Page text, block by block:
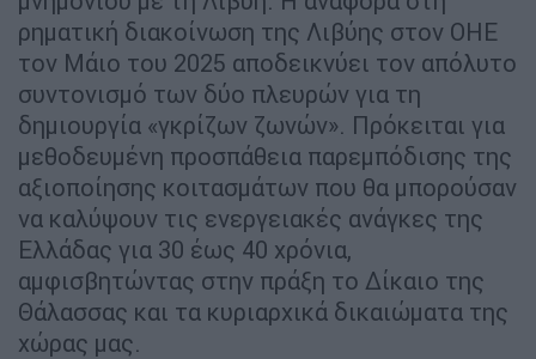
ρηματική διακοίνωση της Λιβύης στον ΟΗΕ
τον Μάιο του 2025 αποδεικνύει τον απόλυτο
συντονισμό των δύο πλευρών για τη
δημιουργία «γκρίζων ζωνών». Πρόκειται για
μεθοδευμένη προσπάθεια παρεμπόδισης της
αξιοποίησης κοιτασμάτων που θα μπορούσαν
να καλύψουν τις ενεργειακές ανάγκες της
Ελλάδας για 30 έως 40 χρόνια,
αμφισβητώντας στην πράξη το Δίκαιο της
Θάλασσας και τα κυριαρχικά δικαιώματα της
χώρας μας.